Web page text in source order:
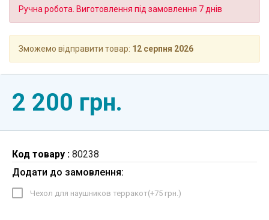
Ручна робота. Виготовлення під замовлення 7 днів
Зможемо відправити товар: 12 серпня 2026
2 200 грн.
Код товару : 80238
Додати до замовлення:
Чехол для наушников терракот(+75 грн.)